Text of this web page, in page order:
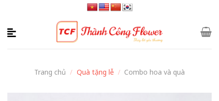
content
Trang chủ / Quà tặng lễ / Combo hoa và quà